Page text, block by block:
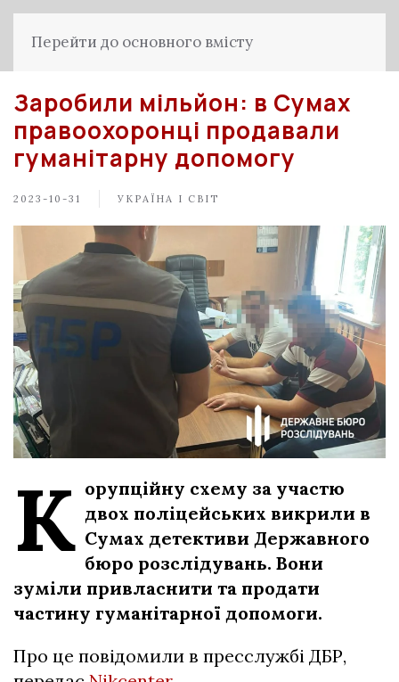
Перейти до основного вмісту
Заробили мільйон: в Сумах
правоохоронці продавали
гуманітарну допомогу
2023-10-31 УКРАЇНА І СВІТ
К орупційну схему за участю
двох поліцейських викрили в
Сумах детективи Державного
бюро розслідувань. Вони
зуміли привласнити та продати
частину гуманітарної допомоги.
Про це повідомили в пресслужбі ДБР,